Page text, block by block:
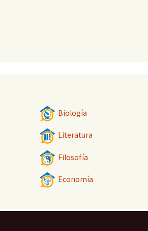
Biología
Literatura
Filosofía
Economía